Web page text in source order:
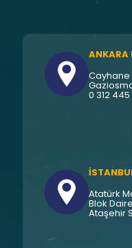
ANKARA
Cayhane
0 312
Atatürk
Blok
Ataşehir